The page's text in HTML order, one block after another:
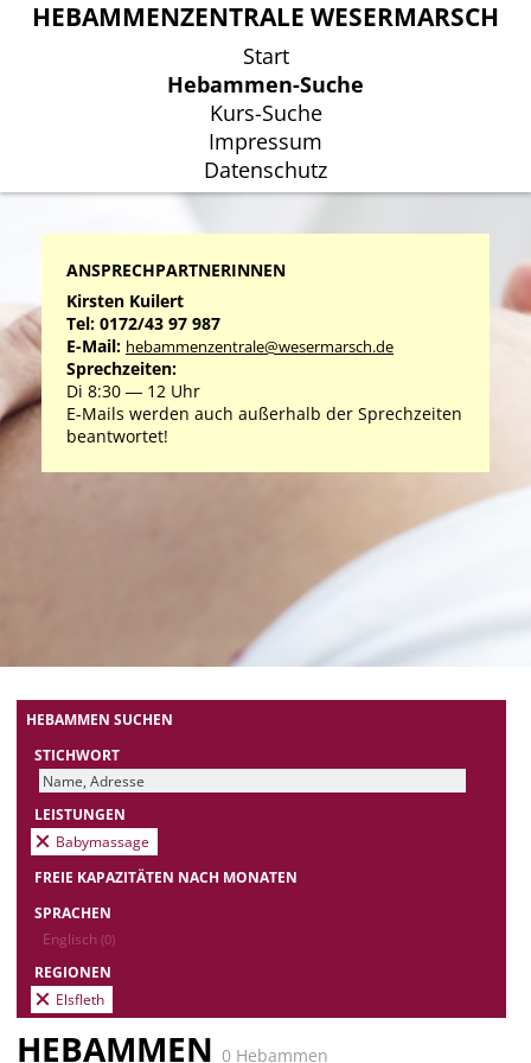
HEBAMMENZENTRALE WESERMARSCH
Start
Hebammen-Suche
Kurs-Suche
Impressum
Datenschutz
HEBAMMENZENTRALE WESERMARSCH
Start
Hebammen-Suche
Kurs-Suche
Impressum
Datenschutz
ANSPRECHPARTNERINNEN
Kirsten Kuilert
Tel: 0172/43 97 987
E-Mail: hebammenzentrale@wesermarsch.de
Sprechzeiten:
Di 8:30 ― 12 Uhr
E-Mails werden auch außerhalb der Sprechzeiten
beantwortet!
HEBAMMEN SUCHEN
STICHWORT
LEISTUNGEN
Babymassage
FREIE KAPAZITÄTEN NACH MONATEN
SPRACHEN
Englisch (0)
REGIONEN
Elsfleth
HEBAMMEN 0 Hebammen